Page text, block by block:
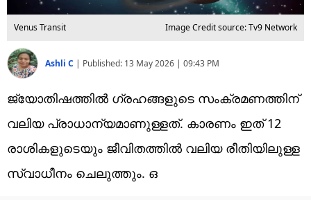
Venus Transit Image Credit source: Tv9 Network
Ashli C | Published: 13 May 2026 | 09:43 PM
ജ്യോതിഷത്തിൽ ഗ്രഹങ്ങളുടെ സംക്രമണത്തിന്
വലിയ പ്രാധാന്യമാണുള്ളത്. കാരണം ഇത് 12
രാശികളുടെയും ജീവിതത്തിൽ വലിയ രീതിയിലുള്ള
സ്വാധീനം ചെലുത്തും. ഒ